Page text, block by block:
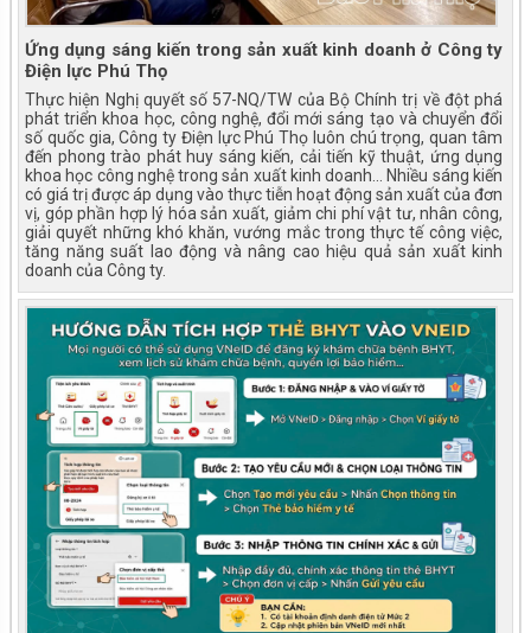
Ứng dụng sáng kiến trong sản xuất kinh doanh ở Công ty
Điện lực Phú Thọ
Thực hiện Nghị quyết số 57-NQ/TW của Bộ Chính trị về đột phá
phát triển khoa học, công nghệ, đổi mới sáng tạo và chuyển đổi
số quốc gia, Công ty Điện lực Phú Thọ luôn chú trọng, quan tâm
đến phong trào phát huy sáng kiến, cải tiến kỹ thuật, ứng dụng
khoa học công nghệ trong sản xuất kinh doanh... Nhiều sáng kiến
có giá trị được áp dụng vào thực tiễn hoạt động sản xuất của đơn
vị, góp phần hợp lý hóa sản xuất, giảm chi phí vật tư, nhân công,
giải quyết những khó khăn, vướng mắc trong thực tế công việc,
tăng năng suất lao động và nâng cao hiệu quả sản xuất kinh
doanh của Công ty.